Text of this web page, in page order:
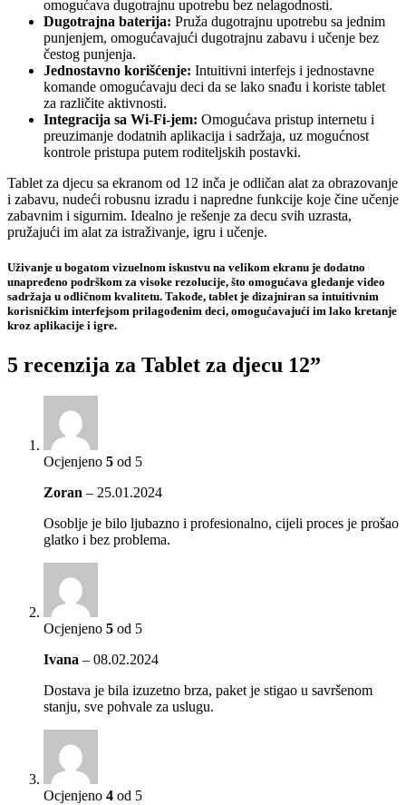
omogućava dugotrajnu upotrebu bez nelagodnosti.
Dugotrajna baterija: Pruža dugotrajnu upotrebu sa jednim
punjenjem, omogućavajući dugotrajnu zabavu i učenje bez
čestog punjenja.
Jednostavno korišćenje: Intuitivni interfejs i jednostavne
komande omogućavaju deci da se lako snađu i koriste tablet
za različite aktivnosti.
Integracija sa Wi-Fi-jem: Omogućava pristup internetu i
preuzimanje dodatnih aplikacija i sadržaja, uz mogućnost
kontrole pristupa putem roditeljskih postavki.
Tablet za djecu sa ekranom od 12 inča je odličan alat za obrazovanje
i zabavu, nudeći robusnu izradu i napredne funkcije koje čine učenje
zabavnim i sigurnim. Idealno je rešenje za decu svih uzrasta,
pružajući im alat za istraživanje, igru i učenje.
Uživanje u bogatom vizuelnom iskustvu na velikom ekranu je dodatno
unapređeno podrškom za visoke rezolucije, što omogućava gledanje video
sadržaja u odličnom kvalitetu. Takođe, tablet je dizajniran sa intuitivnim
korisničkim interfejsom prilagođenim deci, omogućavajući im lako kretanje
kroz aplikacije i igre.
5 recenzija za Tablet za djecu 12”
Ocjenjeno 5 od 5
Zoran – 25.01.2024
Osoblje je bilo ljubazno i profesionalno, cijeli proces je prošao
glatko i bez problema.
Ocjenjeno 5 od 5
Ivana – 08.02.2024
Dostava je bila izuzetno brza, paket je stigao u savršenom
stanju, sve pohvale za uslugu.
Ocjenjeno 4 od 5